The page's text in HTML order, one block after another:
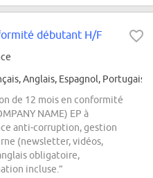
débutant H/F
Anglais, Espagnol, Portugais
de 12 mois en conformité
NAME) EP à
anti-corruption, gestion
(newsletter, vidéos,
obligatoire,
incluse.”